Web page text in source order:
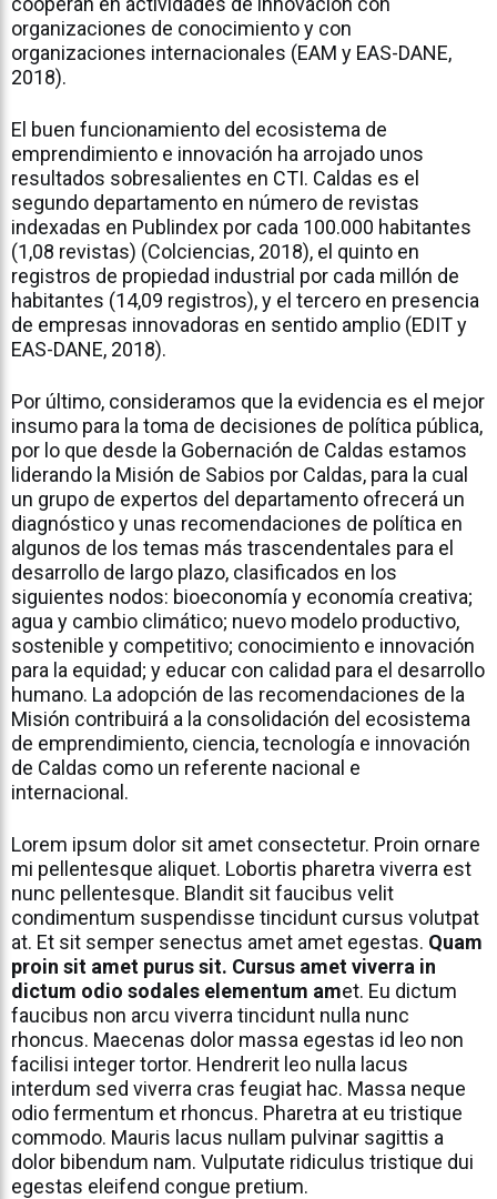
organizaciones de conocimiento y con
organizaciones internacionales (EAM y EAS-DANE,
2018).
El buen funcionamiento del ecosistema de
emprendimiento e innovación ha arrojado unos
resultados sobresalientes en CTI. Caldas es el
segundo departamento en número de revistas
indexadas en Publindex por cada 100.000 habitantes
(1,08 revistas) (Colciencias, 2018), el quinto en
registros de propiedad industrial por cada millón de
habitantes (14,09 registros), y el tercero en presencia
de empresas innovadoras en sentido amplio (EDIT y
EAS-DANE, 2018).
Por último, consideramos que la evidencia es el mejor
insumo para la toma de decisiones de política pública,
por lo que desde la Gobernación de Caldas estamos
liderando la Misión de Sabios por Caldas, para la cual
un grupo de expertos del departamento ofrecerá un
diagnóstico y unas recomendaciones de política en
algunos de los temas más trascendentales para el
desarrollo de largo plazo, clasificados en los
siguientes nodos: bioeconomía y economía creativa;
agua y cambio climático; nuevo modelo productivo,
sostenible y competitivo; conocimiento e innovación
para la equidad; y educar con calidad para el desarrollo
humano. La adopción de las recomendaciones de la
Misión contribuirá a la consolidación del ecosistema
de emprendimiento, ciencia, tecnología e innovación
de Caldas como un referente nacional e
internacional.
Lorem ipsum dolor sit amet consectetur. Proin ornare
mi pellentesque aliquet. Lobortis pharetra viverra est
nunc pellentesque. Blandit sit faucibus velit
condimentum suspendisse tincidunt cursus volutpat
at. Et sit semper senectus amet amet egestas. Quam
proin sit amet purus sit. Cursus amet viverra in
dictum odio sodales elementum amet. Eu dictum
faucibus non arcu viverra tincidunt nulla nunc
rhoncus. Maecenas dolor massa egestas id leo non
facilisi integer tortor. Hendrerit leo nulla lacus
interdum sed viverra cras feugiat hac. Massa neque
odio fermentum et rhoncus. Pharetra at eu tristique
commodo. Mauris lacus nullam pulvinar sagittis a
dolor bibendum nam. Vulputate ridiculus tristique dui
egestas eleifend congue pretium.